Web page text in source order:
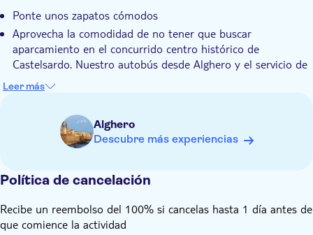
incluyen pane carasau, aceitunas de Bosa y quesos sardos.
Completa la excursión con algo de tiempo libre para visitar el
castillo, almorzar en uno de los muchos restaurantes
tradicionales o curiosear por las pequeñas tiendas del casco
Se incluye mucho tiempo libre para que puedas relajarte en
una cafetería o dar un paseo por tu cuenta.
Ponte unos zapatos cómodos
Aprovecha la comodidad de no tener que buscar
aparcamiento en el concurrido centro histórico de
Castelsardo. Nuestro autobús desde Alghero y el servicio de
traslado incluido en el precio te permitirán llegar al centro
de la ciudad sin complicaciones. Además, nuestro guía estará
Leer más
Alghero
Descubre más experiencias
Política de cancelación
Recibe un reembolso del 100% si cancelas hasta 1 día antes de
que comience la actividad